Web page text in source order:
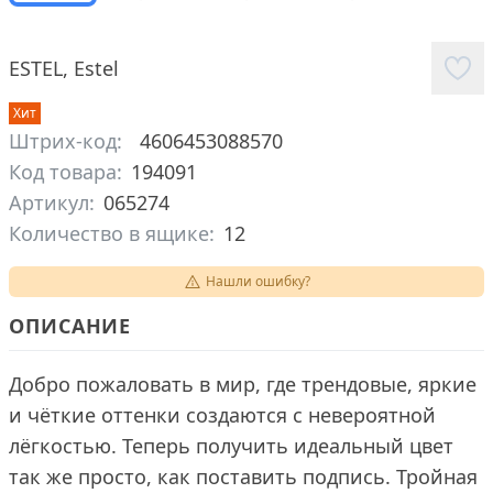
ESTEL, Estel
Хит
Штрих-код:
4606453088570
Код товара: 194091
Артикул: 065274
Количество в ящике: 12
Нашли ошибку?
ОПИСАНИЕ
Добро пожаловать в мир, где трендовые, яркие
и чёткие оттенки создаются с невероятной
лёгкостью. Теперь получить идеальный цвет
так же просто, как поставить подпись. Тройная